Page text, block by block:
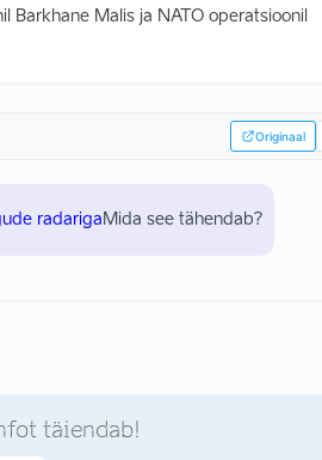
Barkhane Malis ja NATO operatsioonil
Originaal
radariga Mida see tähendab?
täiendab!